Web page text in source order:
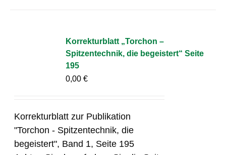
Korrekturblatt „Torchon –
Spitzentechnik, die begeistert“ Seite
195
0,00€
Korrekturblatt zur Publikation
"Torchon - Spitzentechnik, die
begeistert", Band 1, Seite 195